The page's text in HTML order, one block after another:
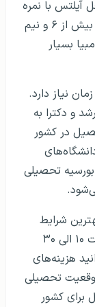
آیلتس با نمره
۶ داشته باشند این رویکرد برای مقاطع بالاتر بیش از ۶ و نیم
بسیار
برای کشور زامبیا ۴ سال زمان نیاز دارد.
و دکترا به
تحصیل در کشور
تحصیلی
شرایط
دنبال می‌شود و کار ضمن تحصیل نیز به مدت ۱۰ الی ۳۰
هزینه‌های
تحصیلی
برای کشور